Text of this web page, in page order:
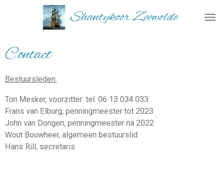
de
hoofdinhoud
Shantykoor Zeewolde
Contact
Bestuursleden:
Ton Mesker, voorzitter: tel. 06 13 034 033
Frans van Elburg, penningmeester tot 2023
John van Dongen, penningmeester na 2022
Wout Bouwheer, algemeen bestuurslid
Hans Rill, secretaris